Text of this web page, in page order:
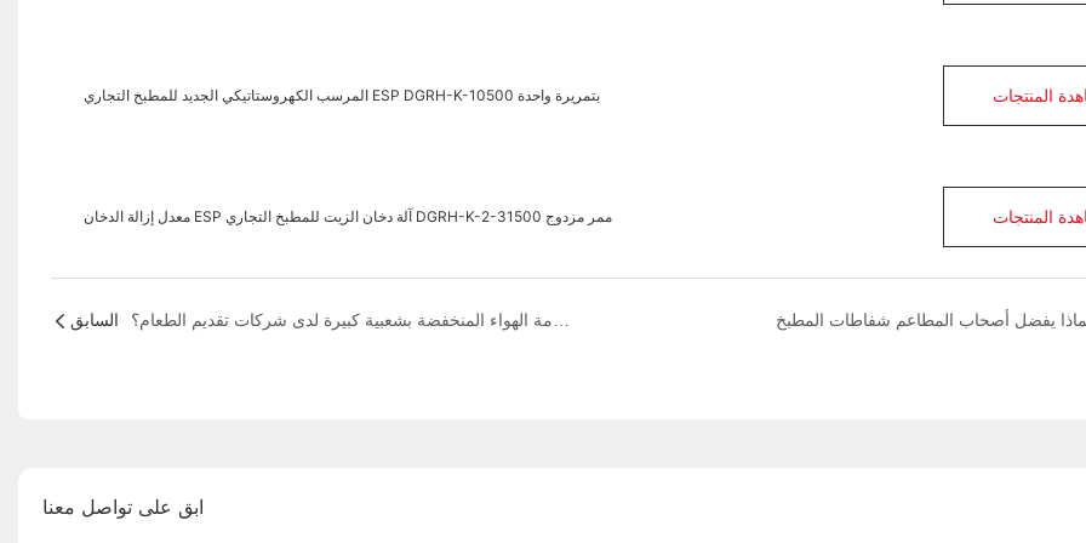
المرسب الكهروستاتيكي الجديد للمطبخ التجاري ESP DGRH-K-10500 بتمريرة واحدة المنتجات
معدل إزالة الدخان ESP آلة دخان الزيت للمطبخ التجاري DGRH-K-2-31500 ممر مزدوج المنتجات
السابق يفضل أصحاب المطاعم شفاطات المطبخ
ابق على تواصل معنا